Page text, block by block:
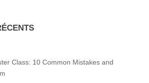
Class: 10 Common Mistakes and